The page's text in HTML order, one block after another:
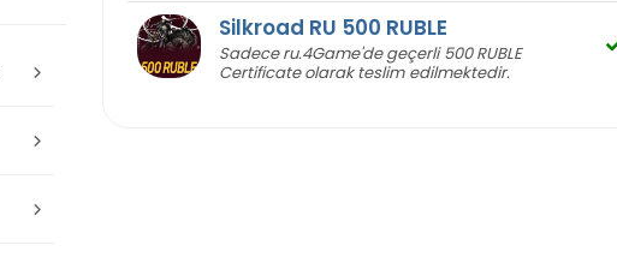
Silkroad RU 500 RUBLE
Sadece ru.4Game'de geçerli 500 RUBLE
Certificate olarak teslim edilmektedir.
M**** K****29-10-2024, 16:38 (1 yıl